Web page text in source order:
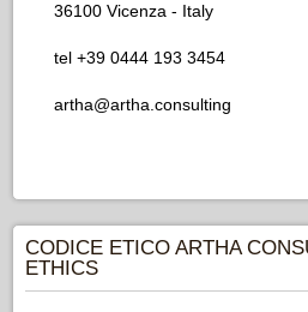
36100 Vicenza - Italy
tel +39 0444 193 3454
artha@artha.consulting
CODICE ETICO ARTHA
ETHICS